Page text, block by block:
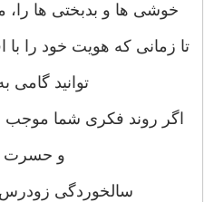
خوشی ها و بدبختی ها را،
تا زمانی که هویت خود را با
توانید گامی
اگر روند فکری شما
و حسرت
سالخوردگی زودرس